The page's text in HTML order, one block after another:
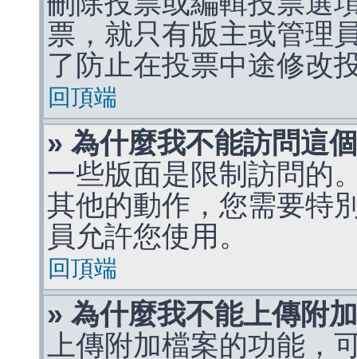
票，就只有版主或管理
了防止在投票中途修改
回頂端
» 為什麼我不能訪問這
一些版面是限制訪問的
其他的動作，您需要特
員允許您使用。
回頂端
» 為什麼我不能上傳附
上傳附加檔案的功能，